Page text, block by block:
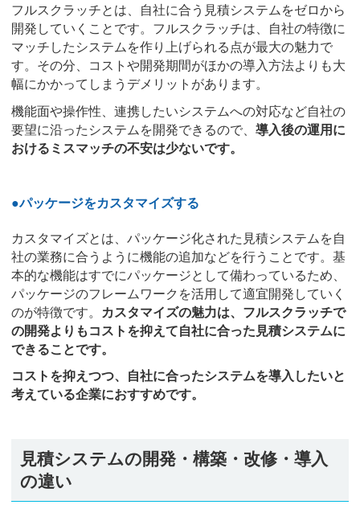
フルスクラッチとは、自社に合う見積システムをゼロから
開発していくことです。フルスクラッチは、自社の特徴に
マッチしたシステムを作り上げられる点が最大の魅力で
す。その分、コストや開発期間がほかの導入方法よりも大
幅にかかってしまうデメリットがあります。
機能面や操作性、連携したいシステムへの対応など自社の
要望に沿ったシステムを開発できるので、 導入後の運用に
おけるミスマッチの不安は少ないです。
●パッケージをカスタマイズする
カスタマイズとは、パッケージ化された見積システムを自
社の業務に合うように機能の追加などを行うことです。基
本的な機能はすでにパッケージとして備わっているため、
パッケージのフレームワークを活用して適宜開発していく
のが特徴です。
カスタマイズの魅力は、フルスクラッチで
の開発よりもコストを抑えて自社に合った見積システムに
できることです。
コストを抑えつつ、自社に合ったシステムを導入したいと
考えている企業におすすめです。
見積システムの開発・構築・改修・導入
の違い